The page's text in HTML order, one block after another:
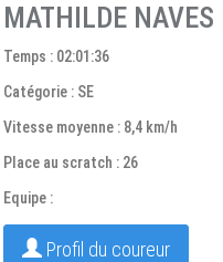
MATHILDE NAVES
Temps : 02:01:36
Catégorie : SE
Vitesse moyenne : 8,4 km/h
Place au scratch : 26
Equipe :
Profil du coureur